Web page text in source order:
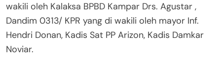
wakili oleh Kalaksa BPBD Kampar Drs. Agustar ,
Dandim 0313/ KPR yang di wakili oleh mayor Inf.
Hendri Donan, Kadis Sat PP Arizon, Kadis Damkar
Noviar.